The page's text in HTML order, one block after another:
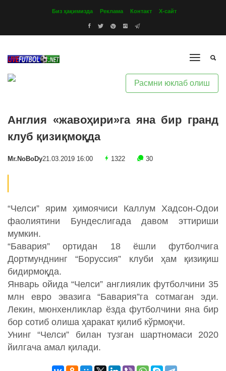
Биз ҳақимизда Реклама Контакт Х-сайт
Расмни юклаб олиш
Англия «жавоҳири»га яна бир гранд
клуб қизиқмоқда
Mr.NoBoDy21.03.2019 16:00 1322 30
“Челси” ярим ҳимоячиси Каллум Хадсон-Одои
фаолиятини Бундеслигада давом эттириши
мумкин.
“Бавария” ортидан 18 ёшли футболчига
Дортмунднинг “Боруссия” клуби ҳам қизиқиш
бидирмоқда.
Январь ойида “Челси” англиялик футболчини 35
млн евро эвазига “Бавария”га сотмаган эди.
Лекин, мюнхенликлар ёзда футболчини яна бир
бор сотиб олиша ҳаракат қилиб кўрмоқчи.
Унинг “Челси” билан тузган шартномаси 2020
йилгача амал қилади.